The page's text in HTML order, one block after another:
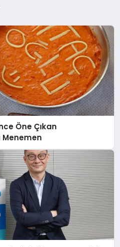
Öne Çıkan